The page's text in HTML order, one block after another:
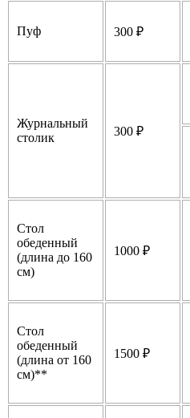
Пуф 300 ₽
Журнальный
столик
300 ₽
Стол
обеденный
(длина до 160
см)
1000 ₽
Стол
обеденный
(длина от 160
см)**
1500 ₽